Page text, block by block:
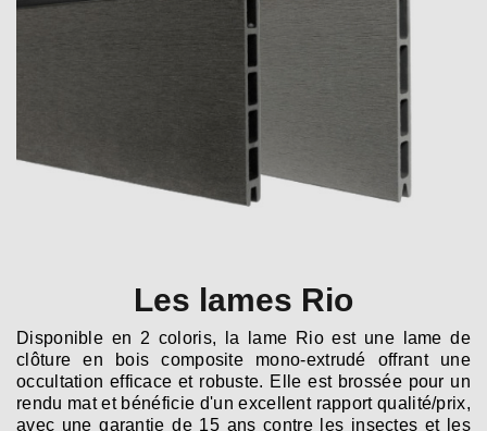
Les lames Rio
Disponible en 2 coloris, la lame Rio est une lame de
clôture en bois composite mono-extrudé offrant une
occultation efficace et robuste. Elle est brossée pour un
rendu mat et bénéficie d'un excellent rapport qualité/prix,
avec une garantie de 15 ans contre les insectes et les